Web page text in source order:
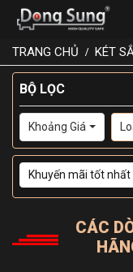
TRANG CHỦ KÉT
BỘ LỌC
Khoảng Giá
Khuyến mãi tốt nhất
CÁC